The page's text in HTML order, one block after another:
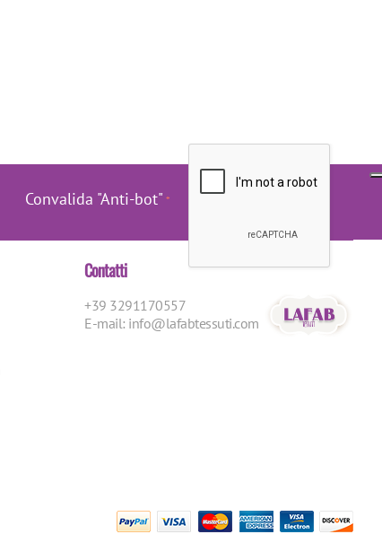
Convalida "Anti-bot"
Contatti
+39 3291170557
E-mail: info@lafabtessuti.com